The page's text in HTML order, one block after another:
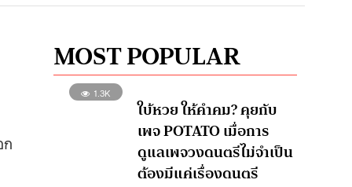
MOST POPULAR
1.3K
ใบ้หวย ให้คำคม? คุยกับ
เพจ POTATO เมื่อการ
ดูแลเพจวงดนตรีไม่จำเป็น
ต้องมีแค่เรื่องดนตรี